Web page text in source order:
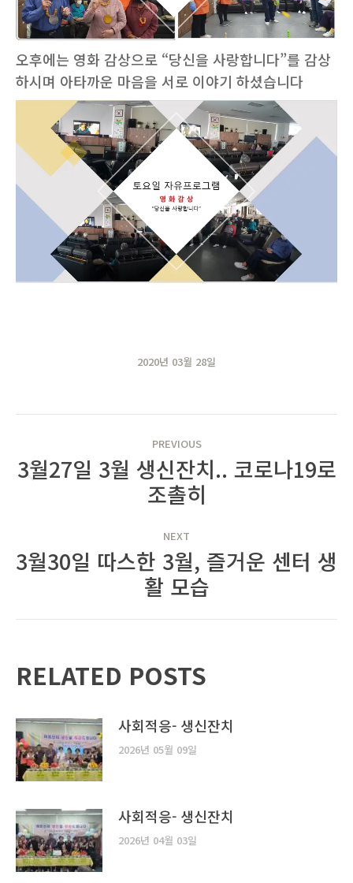
오후에는 영화 감상으로 “당신을 사랑합니다”를 감상
하시며 아타까운 마음을 서로 이야기 하셨습니다
2020년 03월 28일
NAVIGATION
PREVIOUS
Previous
post:
3월27일 3월 생신잔치.. 코로나19로
조촐히
NEXT
Next
post:
3월30일 따스한 3월, 즐거운 센터 생
활 모습
RELATED POSTS
사회적응- 생신잔치
2026년 05월 09일
사회적응- 생신잔치
2026년 04월 03일